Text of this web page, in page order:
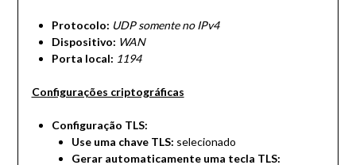
Protocolo: UDP somente no IPv4
Dispositivo: WAN
Porta local: 1194
Configurações criptográficas
Configuração TLS:
Use uma chave TLS: selecionado
Gerar automaticamente uma tecla TLS: